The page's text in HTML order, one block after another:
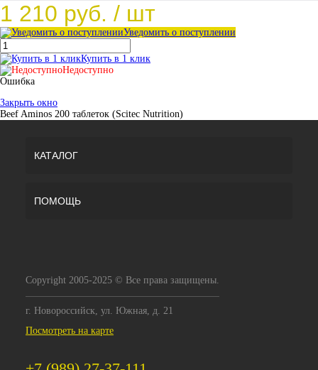
1 210 руб. / шт
Уведомить о поступлении
Купить в 1 клик
Недоступно
Ошибка
Закрыть окно
Beef Aminos 200 таблеток (Scitec Nutrition)
КАТАЛОГ
ПОМОЩЬ
Copyright 2005-2025 © Все права защищены.
г. Новороссийск, ул. Южная, д. 21
Посмотреть на карте